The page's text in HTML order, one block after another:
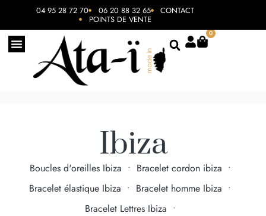
04 95 28 72 70 06 20 88 32 65 CONTACT
POINTS DE VENTE
0
Ibiza
Boucles d'oreilles Ibiza • Bracelet cordon ibiza •
Bracelet élastique Ibiza • Bracelet homme Ibiza •
Bracelet Lettres Ibiza •